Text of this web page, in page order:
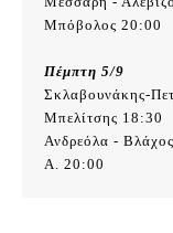
Μπόβολος 20:00
Πέμπτη 5/9
Σκλαβουνάκης-
Μπελίτσης 18:30
Ανδρεόλα -